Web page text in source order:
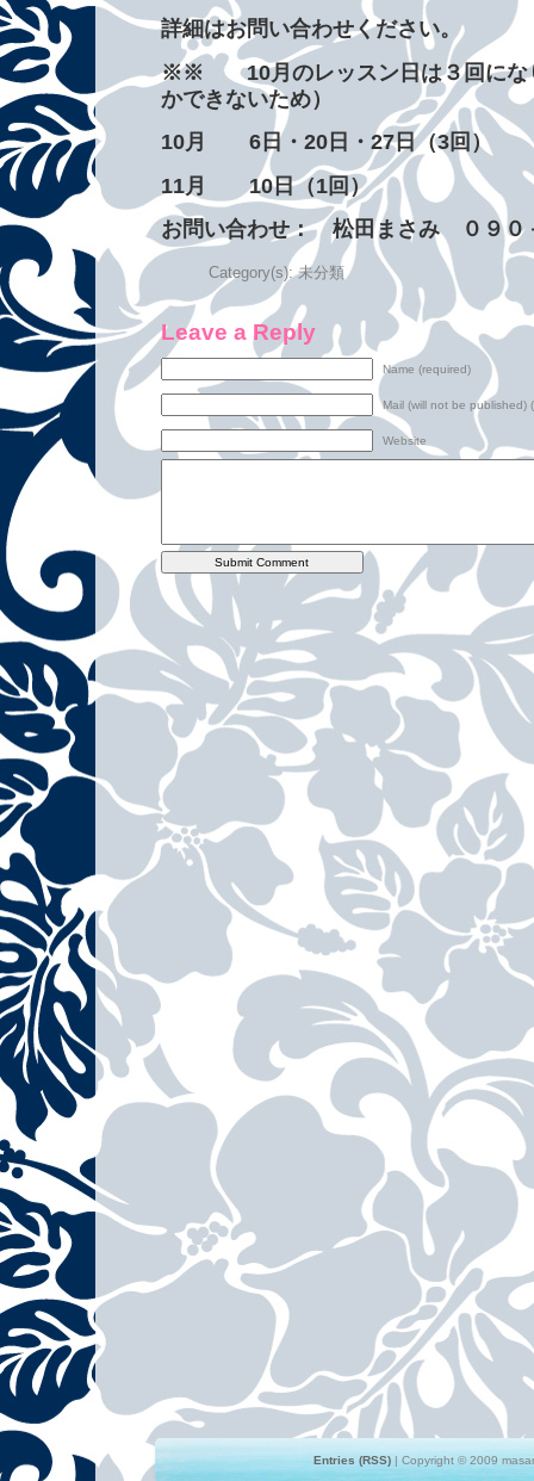
詳細はお問い合わせください。
※※ 10月のレッスン日は３回にな
かできないため）
10月 6日・20日・27日（3回）
11月 10日（1回）
お問い合わせ： 松田まさみ ０９０
Category(s):未分類
Leave a Reply
Name (required)
Mail (will not be published)
Website
Entries (RSS) | Copyright © 2009